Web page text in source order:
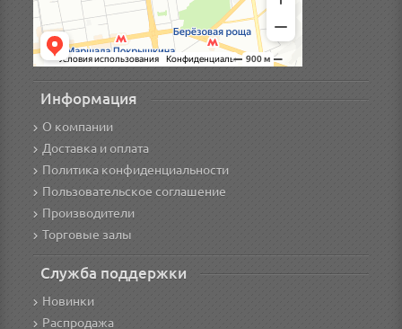
Информация
О компании
Доставка и оплата
Политика конфиденциальности
Пользовательское соглашение
Производители
Торговые залы
Служба поддержки
Новинки
Распродажа